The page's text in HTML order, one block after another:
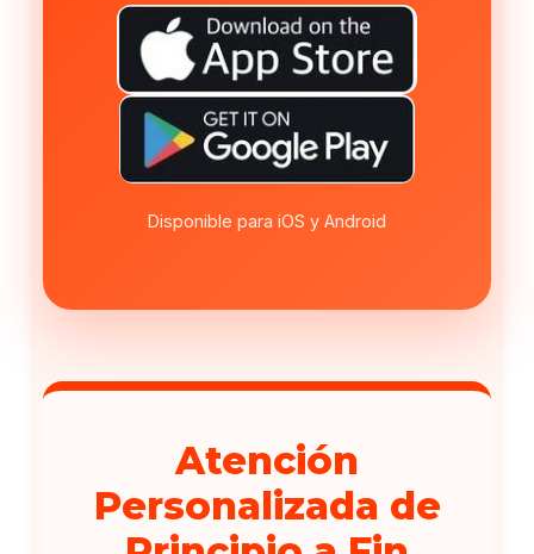
Disponible para iOS y Android
Atención
Personalizada de